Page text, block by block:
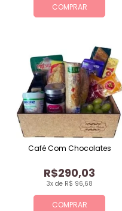
COMPRAR
COMPRAR
3x de R$ 96,68
R$290,03
Café Com Chocolates